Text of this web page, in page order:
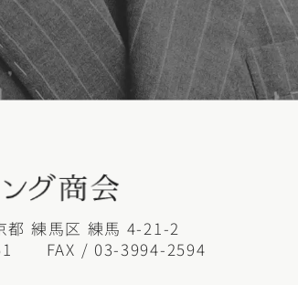
都 練馬区 練馬 4-21-2
FAX / 03-3994-2594